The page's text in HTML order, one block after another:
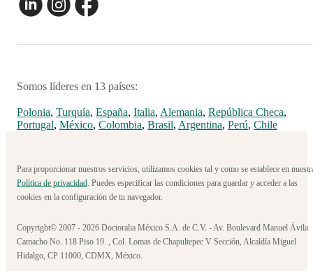
Somos líderes en 13 países:
Polonia, Turquía, España, Italia, Alemania, República Checa,
Portugal, México, Colombia, Brasil, Argentina, Perú, Chile
Para proporcionar nuestros servicios, utilizamos cookies tal y como se establece en
Política de privacidad . Puedes especificar las condiciones para guardar y acceder a las
cookies en la configuración de tu navegador.
Copyright© 2007 - 2026 Doctoralia México S.A. de C.V. - Av. Boulevard Manuel Ávila
Camacho No. 118 Piso 19. , Col. Lomas de Chapultepec V Sección, Alcaldía Miguel
Hidalgo, CP 11000, CDMX, México.